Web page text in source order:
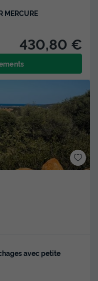
MERCURE
430,80 €
avec petite